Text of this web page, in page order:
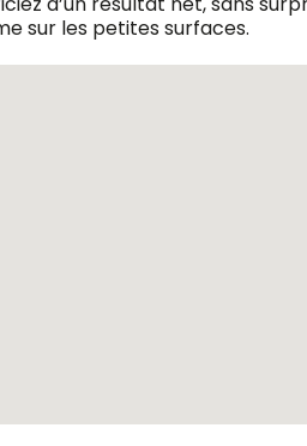
sur les petites surfaces.